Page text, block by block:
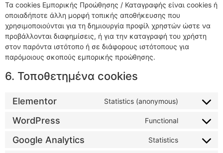
Τα cookies Εμπορικής Προώθησης / Καταγραφής είναι cookies ή
οποιαδήποτε άλλη μορφή τοπικής αποθήκευσης που
χρησιμοποιούνται για τη δημιουργία προφίλ χρηστών ώστε να
προβάλλονται διαφημίσεις, ή για την καταγραφή του χρήστη
στον παρόντα ιστότοπο ή σε διάφορους ιστότοπους για
παρόμοιους σκοπούς εμπορικής προώθησης.
6. Τοποθετημένα cookies
Elementor Statistics (anonymous)
WordPress Functional
Google Analytics Statistics